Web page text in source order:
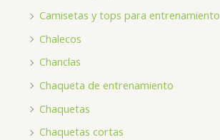
Camisetas y tops para entrenamiento
Chalecos
Chanclas
Chaqueta de entrenamiento
Chaquetas
Chaquetas cortas